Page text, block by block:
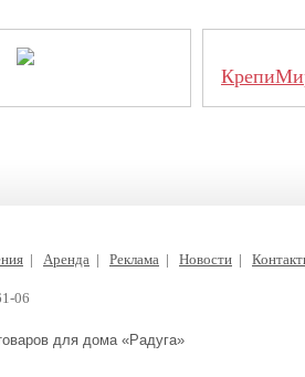
06
для дома «Радуга»
| Аренда | Реклама | Новости |